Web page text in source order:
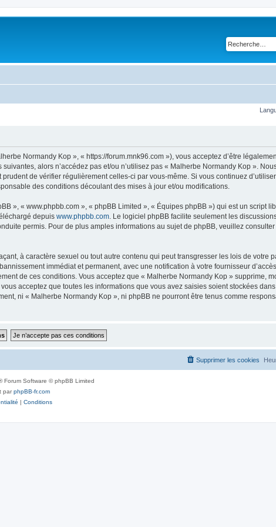
Normandy Kop », « https://forum.mnk96.com »), vous acceptez d’être
alors n’accédez pas et/ou n’utilisez pas « Malherbe Normandy Kop ».
de vérifier régulièrement celles-ci par vous-même. Si vous continuez
des conditions découlant des mises à jour et/ou modifications.
», « www.phpbb.com », « phpBB Limited », « Équipes phpBB ») qui est un script
depuis www.phpbb.com. Le logiciel phpBB facilite seulement les
permis. Pour de plus amples informations au sujet de phpBB, veuillez consulter
à caractère sexuel ou tout autre contenu qui peut transgresser les lois de votre
immédiat et permanent, avec une notification à votre fournisseur
de ces conditions. Vous acceptez que « Malherbe Normandy Kop » supprime,
acceptez que toutes les informations que vous avez saisies soient stockées
ni « Malherbe Normandy Kop », ni phpBB ne pourront être tenus comme
Supprimer les cookies
Forum Software © phpBB Limited
parphpBB-fr.com
| Conditions